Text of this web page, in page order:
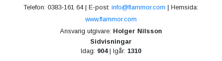
Telefon: 0383-161 64 | E-post: info@flammor.com | Hemsida:
www.flammor.com
Ansvarig utgivare: Holger Nilsson
Sidvisningar
Idag: 904| Igår: 1310